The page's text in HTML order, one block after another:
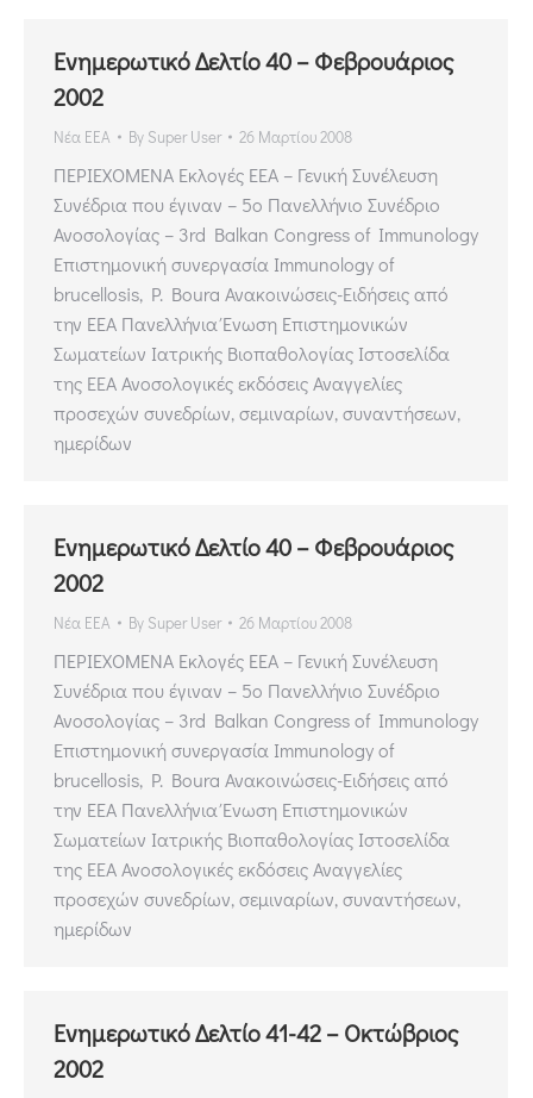
Ενημερωτικό Δελτίο 40 – Φεβρουάριος
2002
Νέα ΕΕΑ By Super User 26 Μαρτίου 2008
ΠΕΡΙΕΧΟΜΕΝΑ Εκλογές ΕΕΑ – Γενική Συνέλευση
Συνέδρια που έγιναν – 5ο Πανελλήνιο Συνέδριο
Ανοσολογίας – 3rd Balkan Congress of Immunology
Επιστημονική συνεργασία Immunology of
brucellosis, P. Boura Ανακοινώσεις-Ειδήσεις από
την ΕΕΑ Πανελλήνια Ένωση Επιστημονικών
Σωματείων Ιατρικής Βιοπαθολογίας Ιστοσελίδα
της ΕΕΑ Ανοσολογικές εκδόσεις Αναγγελίες
προσεχών συνεδρίων, σεμιναρίων, συναντήσεων,
ημερίδων
Ενημερωτικό Δελτίο 40 – Φεβρουάριος
2002
Νέα ΕΕΑ By Super User 26 Μαρτίου 2008
ΠΕΡΙΕΧΟΜΕΝΑ Εκλογές ΕΕΑ – Γενική Συνέλευση
Συνέδρια που έγιναν – 5ο Πανελλήνιο Συνέδριο
Ανοσολογίας – 3rd Balkan Congress of Immunology
Επιστημονική συνεργασία Immunology of
brucellosis, P. Boura Ανακοινώσεις-Ειδήσεις από
την ΕΕΑ Πανελλήνια Ένωση Επιστημονικών
Σωματείων Ιατρικής Βιοπαθολογίας Ιστοσελίδα
της ΕΕΑ Ανοσολογικές εκδόσεις Αναγγελίες
προσεχών συνεδρίων, σεμιναρίων, συναντήσεων,
ημερίδων
Ενημερωτικό Δελτίο 41-42 – Οκτώβριος
2002